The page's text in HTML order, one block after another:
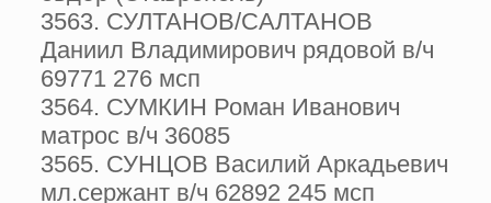
3563. СУЛТАНОВ/САЛТАНОВ
Даниил Владимирович рядовой в/ч
69771 276 мсп
3564. СУМКИН Роман Иванович
матрос в/ч 36085
3565. СУНЦОВ Василий Аркадьевич
мл.сержант в/ч 62892 245 мсп